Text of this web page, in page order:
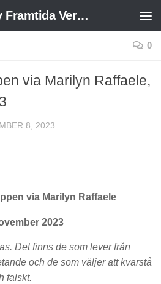
Välkomna till en Ny Framtida Verklighet
0
via Marilyn Raffaele,
8, 2023
via Marilyn Raffaele
2023
Det finns de som lever från
och de som väljer att kvarstå
falskt.